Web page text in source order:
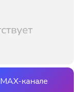
канале